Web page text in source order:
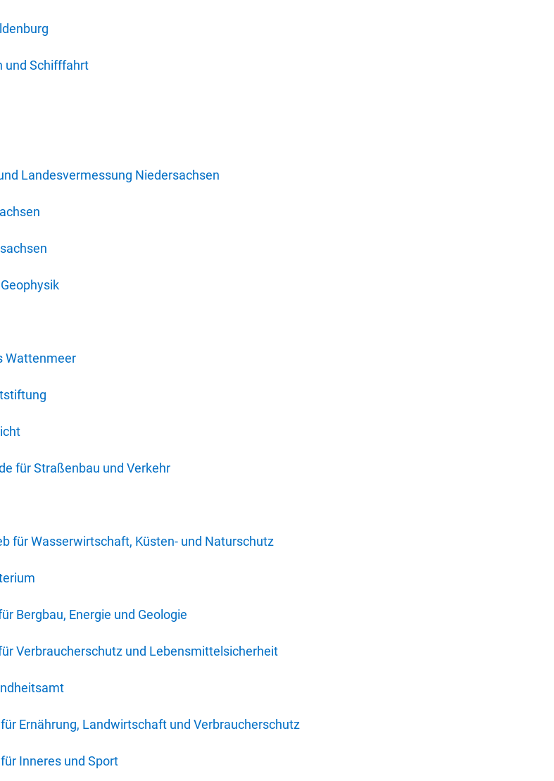
und Schifffahrt
Landesvermessung Niedersachsen
Wattenmeer
für Straßenbau und Verkehr
für Wasserwirtschaft, Küsten- und Naturschutz
Bergbau, Energie und Geologie
Verbraucherschutz und Lebensmittelsicherheit
Ernährung, Landwirtschaft und Verbraucherschutz
Inneres und Sport